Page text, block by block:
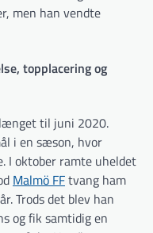
men han vendte
topplacering og
til juni 2020.
i en sæson, hvor
I oktober ramte uheldet
Malmö FFtvang ham
Trods det blev han
og fik samtidig en